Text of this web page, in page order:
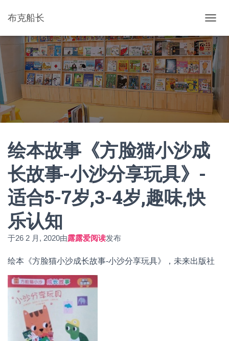
布克船长
换
导
航
绘本故事《方脸猫小沙成
长故事-小沙分享玩具》-
适合5-7岁,3-4岁,趣味,快
乐认知
于26 2 月, 2020由露露爱阅读发布
绘本《方脸猫小沙成长故事-小沙分享玩具》，未来出版社